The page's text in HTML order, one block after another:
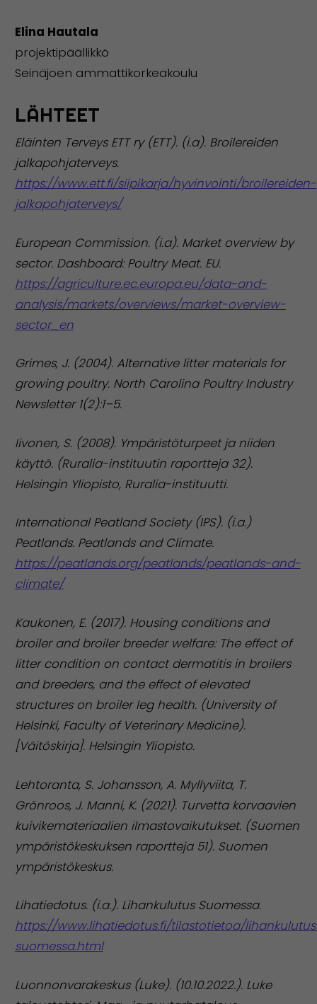
Elina Hautala
projektipäällikkö
Seinäjoen ammattikorkeakoulu
LÄHTEET
Eläinten Terveys ETT ry (ETT). (i.a). Broilereiden
jalkapohjaterveys.
https://www.ett.fi/siipikarja/hyvinvointi/broilereiden-
jalkapohjaterveys/
European Commission. (i.a). Market overview by
sector. Dashboard: Poultry Meat. EU.
https://agriculture.ec.europa.eu/data-and-
analysis/markets/overviews/market-overview-
sector_en
Grimes, J. (2004). Alternative litter materials for
growing poultry. North Carolina Poultry Industry
Newsletter 1(2):1–5.
Iivonen, S. (2008). Ympäristöturpeet ja niiden
käyttö. (Ruralia-instituutin raportteja 32).
Helsingin Yliopisto, Ruralia-instituutti.
International Peatland Society (IPS). (i.a.)
Peatlands. Peatlands and Climate.
https://peatlands.org/peatlands/peatlands-and-
climate/
Kaukonen, E. (2017). Housing conditions and
broiler and broiler breeder welfare: The effect of
litter condition on contact dermatitis in broilers
and breeders, and the effect of elevated
structures on broiler leg health. (University of
Helsinki, Faculty of Veterinary Medicine).
[Väitöskirja]. Helsingin Yliopisto.
Lehtoranta, S. Johansson, A. Myllyviita, T.
Grönroos, J. Manni, K. (2021). Turvetta korvaavien
kuivikemateriaalien ilmastovaikutukset. (Suomen
ympäristökeskuksen raportteja 51). Suomen
ympäristökeskus.
Lihatiedotus. (i.a.). Lihankulutus Suomessa.
https://www.lihatiedotus.fi/tilastotietoa/
suomessa.html
Luonnonvarakeskus (Luke). (10.10.2022.). Luke